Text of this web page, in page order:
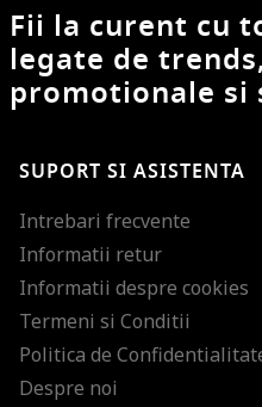
Fii la curent cu
legate de
promotionale si
SUPORT SI ASISTENTA
Intrebari frecvente
Informatii retur
Informatii despre cookies
Termeni si Conditii
Politica de
Despre noi